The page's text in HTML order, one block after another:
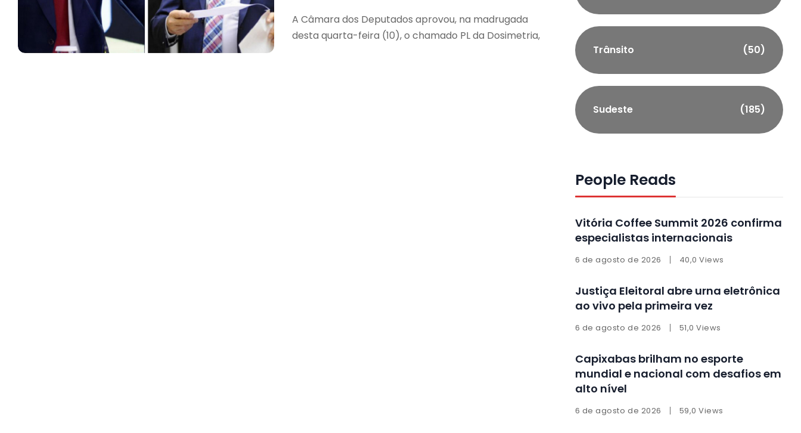
A Câmara dos Deputados aprovou, na madrugada
desta quarta-feira (10), o chamado PL da Dosimetria,
Trânsito (50)
Sudeste (185)
People Reads
Vitória Coffee Summit 2026 confirma
especialistas internacionais
6 de agosto de 2026 40,0 Views
Justiça Eleitoral abre urna eletrônica
ao vivo pela primeira vez
6 de agosto de 2026 51,0 Views
Capixabas brilham no esporte
mundial e nacional com desafios em
alto nível
6 de agosto de 2026 59,0 Views